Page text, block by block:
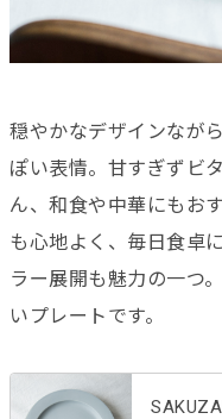
穏やかなデザインなが
ぽい表情。甘すぎずビ
ん、和食や中華にもお
も心地よく、毎日食卓
ラー展開も魅力の一つ
いプレートです。